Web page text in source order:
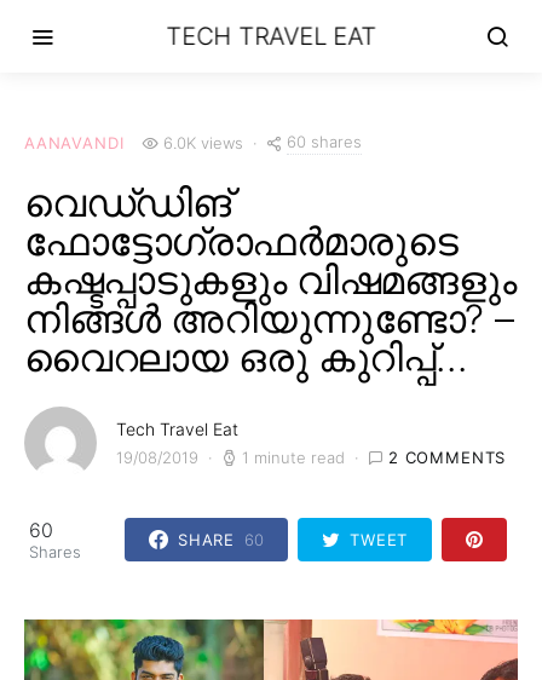
TECH TRAVEL EAT
AANAVANDI 6.0K views 60 shares
വെഡ്‌ഡിങ്
ഫോട്ടോഗ്രാഫർമാരുടെ
കഷ്ടപ്പാടുകളും വിഷമങ്ങളും
നിങ്ങൾ അറിയുന്നുണ്ടോ? –
വൈറലായ ഒരു കുറിപ്പ്…
Tech Travel Eat
19/08/2019 1 minute read 2 COMMENTS
60
Shares
SHARE 60 TWEET